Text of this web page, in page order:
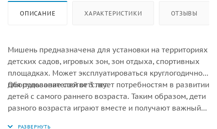
ОПИСАНИЕ ХАРАКТЕРИСТИКИ ОТЗЫВЫ
Мишень предназначена для установки на территориях
детских садов, игровых зон, зон отдыха, спортивных
площадках. Может эксплуатироваться круглогодично
для пользователей от 3 лет.
Оборудование соответствует потребностям в развитии
детей с самого раннего возраста. Таким образом, дети
разного возраста играют вместе и получают важный